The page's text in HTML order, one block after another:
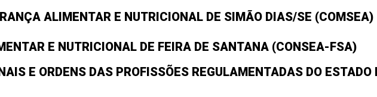
ALIMENTAR E NUTRICIONAL DE SIMÃO DIAS/SE (COMSEA)
E NUTRICIONAL DE FEIRA DE SANTANA (CONSEA-FSA)
E ORDENS DAS PROFISSÕES REGULAMENTADAS DO ESTADO